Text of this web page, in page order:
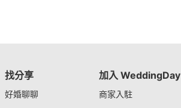
找分享
好婚聊聊
加入 WeddingDay
商家入駐